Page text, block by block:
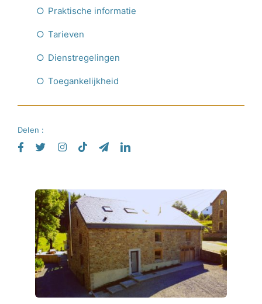
Praktische informatie
Tarieven
Dienstregelingen
Toegankelijkheid
Delen :